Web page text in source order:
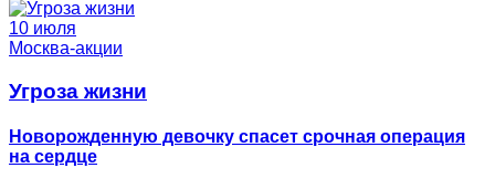
10 июля
Москва-акции
Угроза жизни
Новорожденную девочку спасет срочная операция
на сердце